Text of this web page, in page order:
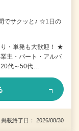
でサクッと♪ ☆1日の
・単発も大歓迎！ ★
主・パート・アルバ
代～50代…
載終了日： 2026/08/30